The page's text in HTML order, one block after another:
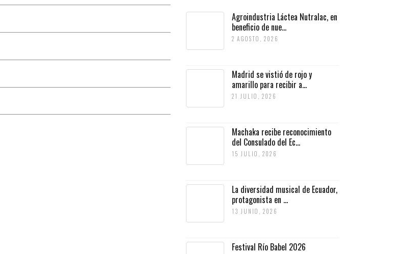
Agroindustria Láctea Nutralac, en
beneficio de nue...
2 AGOSTO, 2026
Madrid se vistió de rojo y
amarillo para recibir a...
21 JULIO, 2026
Machaka recibe reconocimiento
del Consulado del Ec...
15 JULIO, 2026
La diversidad musical de Ecuador,
protagonista en ...
13 JUNIO, 2026
Festival Río Babel 2026